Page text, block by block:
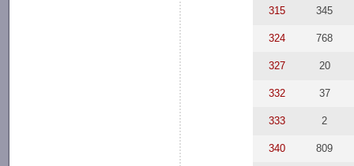
315 345
324 768
327 20
332 37
333 2
340 809